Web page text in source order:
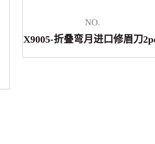
NO.
X9005-折叠弯月进口修眉刀